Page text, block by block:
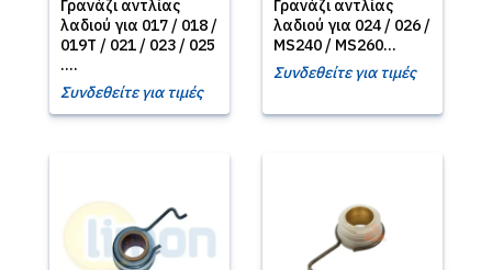
Γρανάζι αντλίας
λαδιού για 017 / 018 /
019T / 021 / 023 / 025
....
Συνδεθείτε για τιμές
Γρανάζι αντλίας
λαδιού για 024 / 026 /
MS240 / MS260...
Συνδεθείτε για τιμές